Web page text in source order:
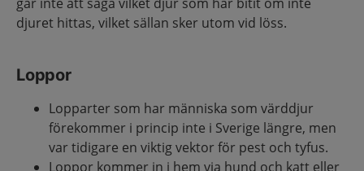
djuret hittas, vilket sällan sker utom vid löss.
Loppor
Lopparter som har människa som värddjur
förekommer i princip inte i Sverige längre, men
var tidigare en viktig vektor för pest och tyfus.
Loppor kommer in i hem via hund och katt eller